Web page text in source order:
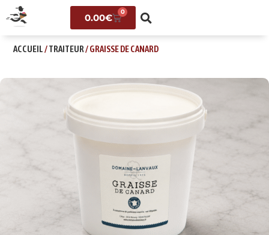
0.00€
0
ACCUEIL/TRAITEUR/ GRAISSE DE CANARD